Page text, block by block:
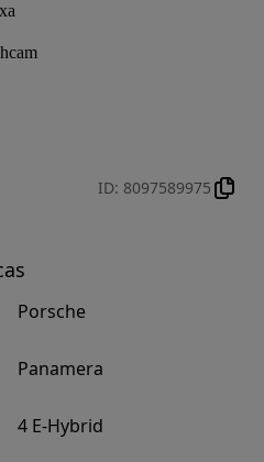
ID: 8097589975
Porsche
Panamera
4 E-Hybrid